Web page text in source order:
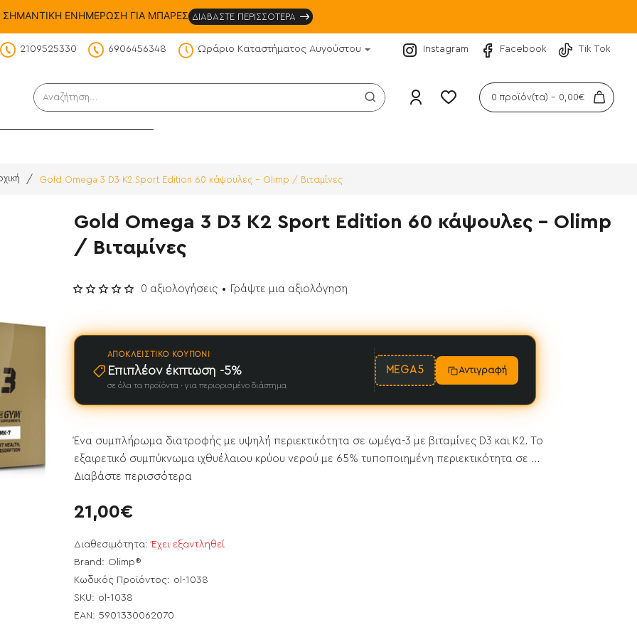
ΣΗΜΑΝΤΙΚΗ ΕΝΗΜΕΡΩΣΗ ΓΙΑ ΜΠΑΡΕΣ ΔΙΑΒΑΣΤΕ ΠΕΡΙΣΣΟΤΕΡΑ
2109525330 6906456348 Ωράριο Καταστήματος Αυγούστου Instagram Facebook Tik Tok
Αναζήτηση... 0 προϊόν(τα) - 0,00€
Gold Omega 3 D3 K2 Sport Edition 60 κάψουλες - Olimp / Βιταμίνες
Gold Omega 3 D3 K2 Sport Edition 60 κάψουλες - Olimp
/ Βιταμίνες
ΑΠΟΚΛΕΙΣΤΙΚΌ ΚΟΥΠΌΝΙ
Επιπλέον έκπτωση -5%
σε όλα τα προϊόντα · για περιορισμένο διάστημα
MEGA5 Αντιγραφή
Ένα συμπλήρωμα διατροφής με υψηλή περιεκτικότητα σε ωμέγα-3 με βιταμίνες D3 και K2. Το
εξαιρετικό συμπύκνωμα ιχθυέλαιου κρύου νερού με 65% τυποποιημένη περιεκτικότητα σε ...
Διαβάστε περισσότερα
Διαθεσιμότητα: Έχει εξαντληθεί
Brand: Olimp®
Κωδικός Προϊόντος: ol-1038
SKU: ol-1038
EAN: 5901330062070
0 αξιολογήσεις • Γράψτε μια αξιολόγηση
21,00€